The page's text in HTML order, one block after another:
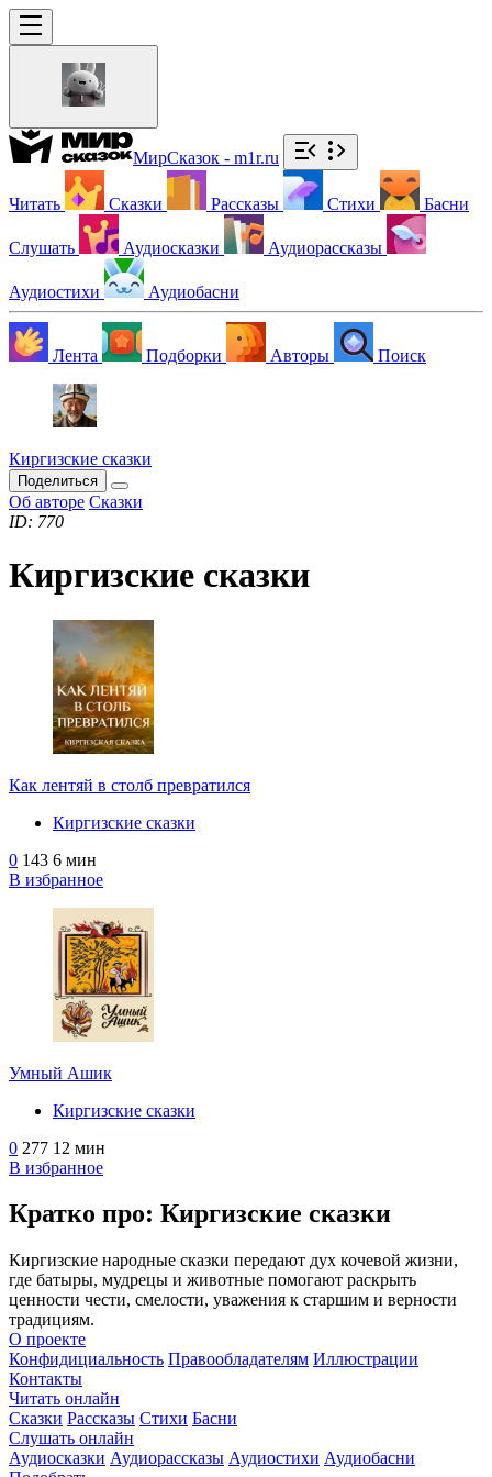
МирСказок - m1r.ru
Читать Сказки Рассказы Стихи Басни
Слушать Аудиосказки Аудиорассказы
Аудиостихи Аудиобасни
Лента Подборки Авторы Поиск
Киргизские сказки
Поделиться
Об авторе Сказки
ID: 770
Киргизские сказки
Как лентяй в столб превратился
Киргизские сказки
0 143 6 мин
В избранное
Умный Ашик
Киргизские сказки
0 277 12 мин
В избранное
Кратко про: Киргизские сказки
Киргизские народные сказки передают дух кочевой жизни,
где батыры, мудрецы и животные помогают раскрыть
ценности чести, смелости, уважения к старшим и верности
традициям.
О проекте
Конфидициальность Правообладателям Иллюстрации
Контакты
Читать онлайн
Сказки Рассказы Стихи Басни
Слушать онлайн
Аудиосказки Аудиорассказы Аудиостихи Аудиобасни